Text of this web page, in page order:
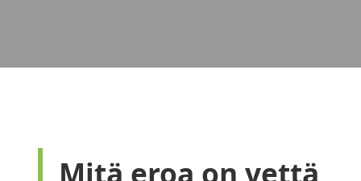
Mitä eroa on vettä